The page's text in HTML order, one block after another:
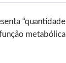
“quantidade
metabólica